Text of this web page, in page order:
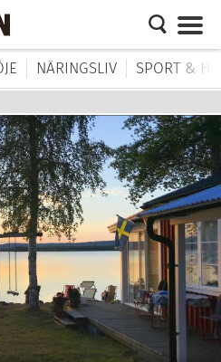
NÄRINGSLIV SPORT &